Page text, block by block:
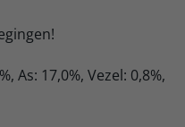
As: 17,0%, Vezel: 0,8%,